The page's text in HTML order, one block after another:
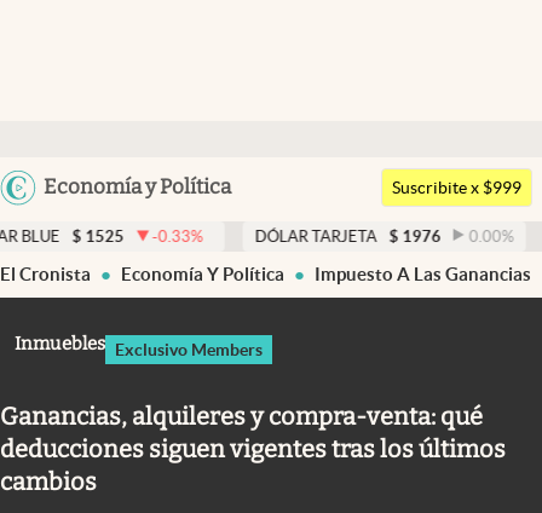
Argentina
Economía y Política
Members
Economía y Política
Finanzas y Mercados
Columnistas
Otras secciones
Suscribite x $999
-0.33% DÓLAR TARJETA $ 1976 0.00 % DÓLAR
El Cronista Economía Y Política Impuesto A Las Ganancias
Inmuebles Exclusivo Members
Ganancias, alquileres y compra-venta: qué
deducciones siguen vigentes tras los últimos
cambios